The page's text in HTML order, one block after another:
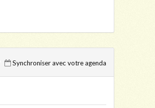
Synchroniser avec votre agenda